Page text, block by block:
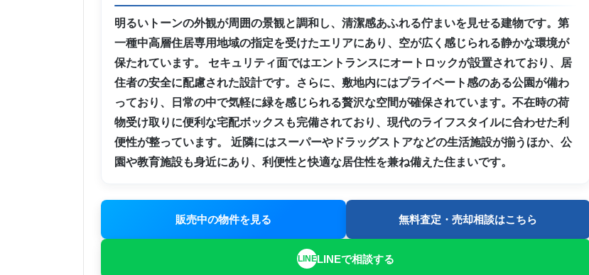
明るいトーンの外観が周囲の景観と調和し、清潔感あふれる佇まいを見せる建物です。第
一種中高層住居専用地域の指定を受けたエリアにあり、空が広く感じられる静かな環境が
保たれています。 セキュリティ面ではエントランスにオートロックが設置されており、居
住者の安全に配慮された設計です。さらに、敷地内にはプライベート感のある公園が備わ
っており、日常の中で気軽に緑を感じられる贅沢な空間が確保されています。不在時の荷
物受け取りに便利な宅配ボックスも完備されており、現代のライフスタイルに合わせた利
便性が整っています。 近隣にはスーパーやドラッグストアなどの生活施設が揃うほか、公
園や教育施設も身近にあり、利便性と快適な居住性を兼ね備えた住まいです。
販売中の物件を見る 無料査定・売却相談はこちら
LINEで相談する